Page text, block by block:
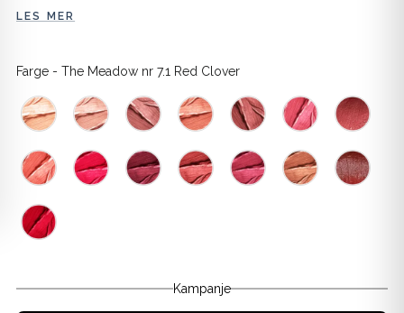
LES MER
Farge - The Meadow nr 7.1 Red CloverFarge
Kampanje